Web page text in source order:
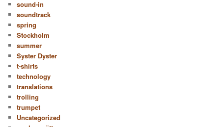
sound-in
soundtrack
spring
Stockholm
summer
Syster Dyster
t-shirts
technology
translations
trolling
trumpet
Uncategorized